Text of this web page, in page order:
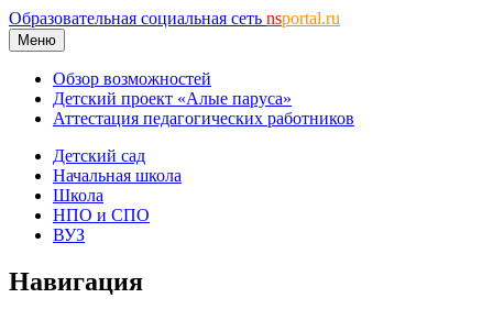
Образовательная социальная сеть nsportal.ru
Меню
Обзор возможностей
Детский проект «Алые паруса»
Аттестация педагогических работников
Детский сад
Начальная школа
Школа
НПО и СПО
ВУЗ
Навигация